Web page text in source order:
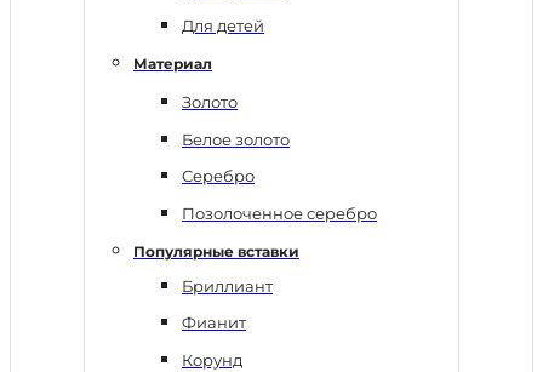
Для детей
Материал
Золото
Белое золото
Серебро
Позолоченное серебро
Популярные вставки
Бриллиант
Фианит
Корунд